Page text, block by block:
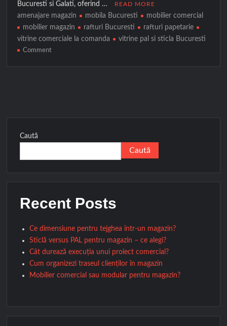
Bucuresti si Galati, oferind … READ MORE
amenajare magazin mobila Bucuresti
mobilier comercial
mobilier magazin
rafturi Bucuresti
rafturi papetarie
vitrine comerciale la comanda
vitrine pal si sticla Bucuresti
Commenton
Caută
Caută
Recent Posts
Ce dimensiune pentru tejghea într-un magazin?
Sticlă versus PAL pentru magazin – ce alegi?
Cât durează execuția unui proiect comercial?
Cum organizezi traseul clienților în magazin
Mobilier comercial sau modular pentru magazin?